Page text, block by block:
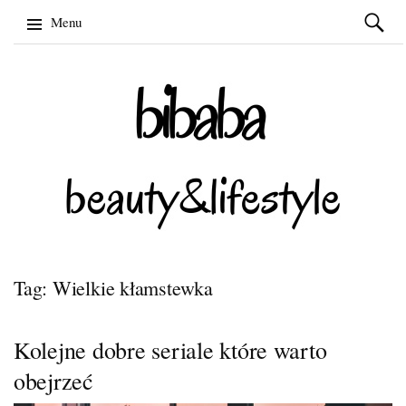
Menu
Szukaj:
Tag: Wielkie kłamstewka
Kolejne dobre seriale które warto
obejrzeć